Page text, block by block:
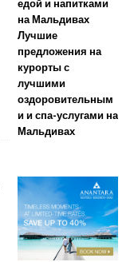
едой и напитками
на Мальдивах
Лучшие
предложения на
курорты с
лучшими
оздоровительным
и и спа-услугами на
Мальдивах